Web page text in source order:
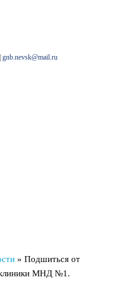
gnb.nevsk@mail.ru
» Подшиться от
клиники МНД №1.